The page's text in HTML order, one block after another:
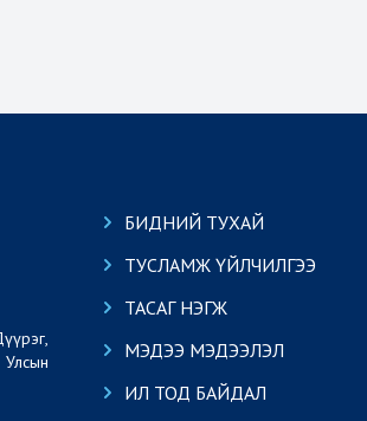
БИДНИЙ ТУХАЙ
ТУСЛАМЖ ҮЙЛЧИЛГЭЭ
ТАСАГ НЭГЖ
МЭДЭЭ МЭДЭЭЛЭЛ
ИЛ ТОД БАЙДАЛ